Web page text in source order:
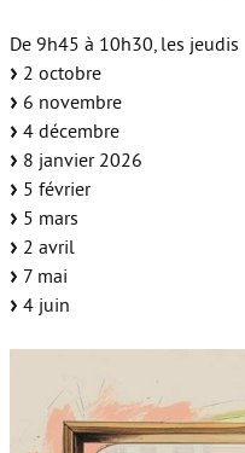
De 9h45 à 10h30, les jeudis
2 octobre
6 novembre
4 décembre
8 janvier 2026
5 février
5 mars
2 avril
7 mai
4 juin